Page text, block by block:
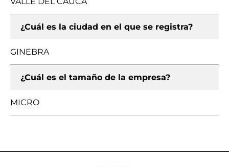
¿Cuál es la ciudad en el que se registra?
GINEBRA
¿Cuál es el tamaño de la empresa?
MICRO